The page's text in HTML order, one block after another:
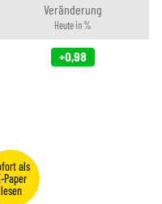
Veränderung
Heute in %
+0,98